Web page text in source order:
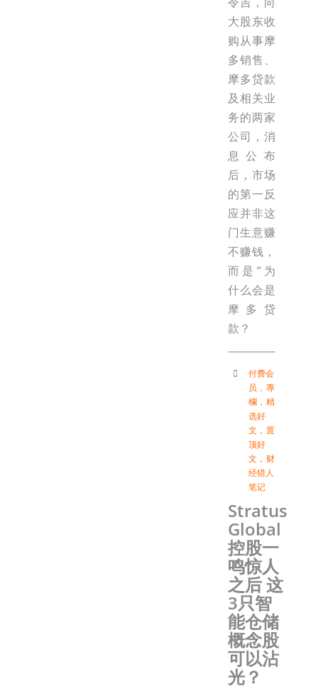
大股东收
购从事摩
多销售、
摩多贷款
及相关业
务的两家
公司，消
息公布
后，市场
的第一反
应并非这
门生意赚
不赚钱，
而是“为
什么会是
摩多贷
款？
付费会
员 ， 專
欄 ， 精
选好
文 ， 置
顶好
文 ， 财
经猎人
笔记
Stratus
Global
控股一
鸣惊人
之后 这
3只智
能仓储
概念股
可以沾
光？